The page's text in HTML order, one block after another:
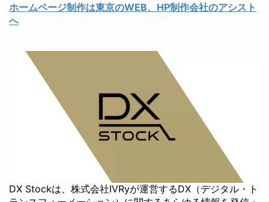
ホームページ制作は東京のWEB、HP制作会社のアシスト
へ
DX Stockは、株式会社IVRyが運営するDX（デジタル・ト